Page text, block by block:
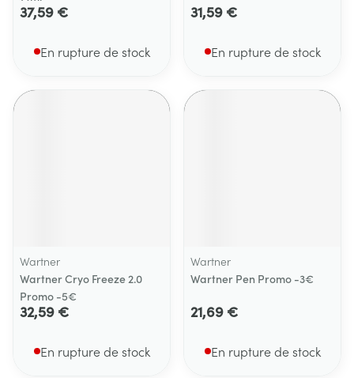
37,59 €
En rupture de stock
31,59 €
En rupture de stock
Wartner
Wartner Cryo Freeze 2.0
Promo -5€
32,59 €
En rupture de stock
Wartner
Wartner Pen Promo -3€
21,69 €
En rupture de stock